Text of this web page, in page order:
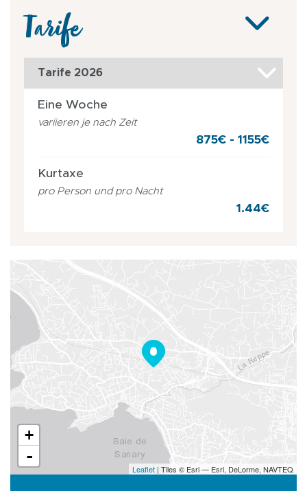
Tarife
Tarife 2026
Eine Woche
variieren je nach Zeit
875€ - 1155€
Kurtaxe
pro Person und pro Nacht
1.44€
+
-
Leaflet | Tiles © Esri — Esri, DeLorme, NAVTEQ